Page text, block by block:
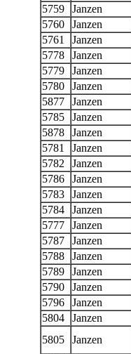
5759
Janzen
5760
Janzen
5761
Janzen
5778
Janzen
5779
Janzen
5780
Janzen
5877
Janzen
5785
Janzen
5878
Janzen
5781
Janzen
5782
Janzen
5786
Janzen
5783
Janzen
5784
Janzen
5777
Janzen
5787
Janzen
5788
Janzen
5789
Janzen
5790
Janzen
5796
Janzen
5804
Janzen
5805
Janzen